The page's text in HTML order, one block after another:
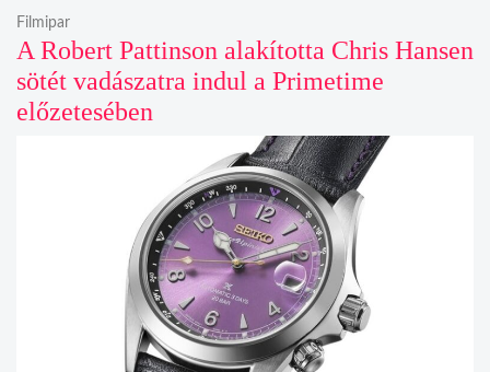
A Robert Pattinson alakította Chris Hansen
sötét vadászatra indul a Primetime
előzetesében
Filmipar